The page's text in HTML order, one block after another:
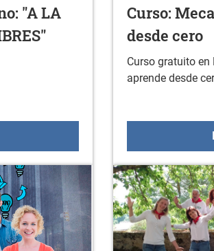
"A LA
de cine Africano: "A LA ESPERA DE
Curso:
desde cero
Curso gratuito
aprende desde